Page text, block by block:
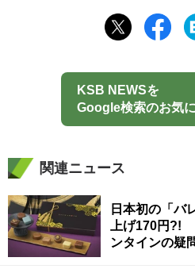
KSB NEWSを
Google検索のお気
関連ニュース
日本初の「バ
上げ170円?!
ンタインの疑